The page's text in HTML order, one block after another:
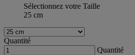
Sélectionnez votre Taille
25 cm
Quantité
Quantité